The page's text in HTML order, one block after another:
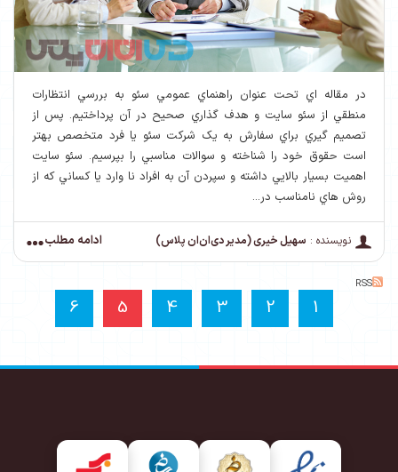
در مقاله اي تحت عنوان راهنماي عمومي سئو به بررسي انتظارات
منطقي از سئو سايت و هدف گذاري صحيح در آن پرداختيم. پس از
تصميم گيري براي سفارش به يک شرکت سئو يا فرد متخصص بهتر
است حقوق خود را شناخته و سوالات مناسبي را بپرسيم. سئو سايت
اهميت بسيار بالايي داشته و سپردن آن به افراد نا وارد يا کساني که از
روش هاي نامناسب در...
نویسنده : سهیل خیری (مدیر دی‌ان‌ان پلاس) ادامه مطلب
RSS
1
2
3
4
5
6